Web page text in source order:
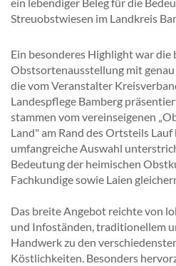
ein lebendiger Beleg für die
Streuobstwiesen im Landkreis
Ein besonderes Highlight war die
Obstsortenausstellung mit
die vom Veranstalter
Landespflege Bamberg
stammen vom vereinseigenen
Land" am Rand des Ortsteils
umfangreiche Auswahl
Bedeutung der heimischen
Fachkundige sowie Laien
Das breite Angebot reichte von
und Infoständen, traditionellem
Handwerk zu den
Köstlichkeiten. Besonders